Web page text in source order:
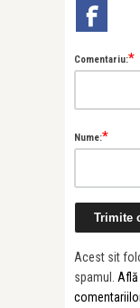
Comentariu:*
Nume:*
Acest sit
spamul. Află